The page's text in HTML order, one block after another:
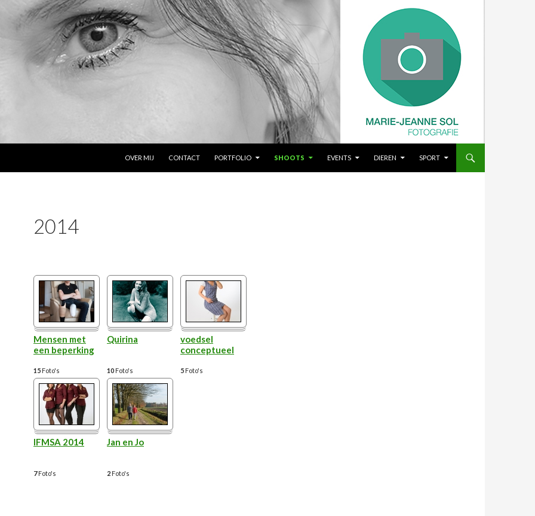
OVER MIJ
CONTACT PORTFOLIO SHOOTS EVENTS DIEREN SPORT
2014
Mensen met
een beperking
15 Foto's
Quirina
10 Foto's
voedsel
conceptueel
5 Foto's
IFMSA 2014
7Foto's
Jan en Jo
2 Foto's